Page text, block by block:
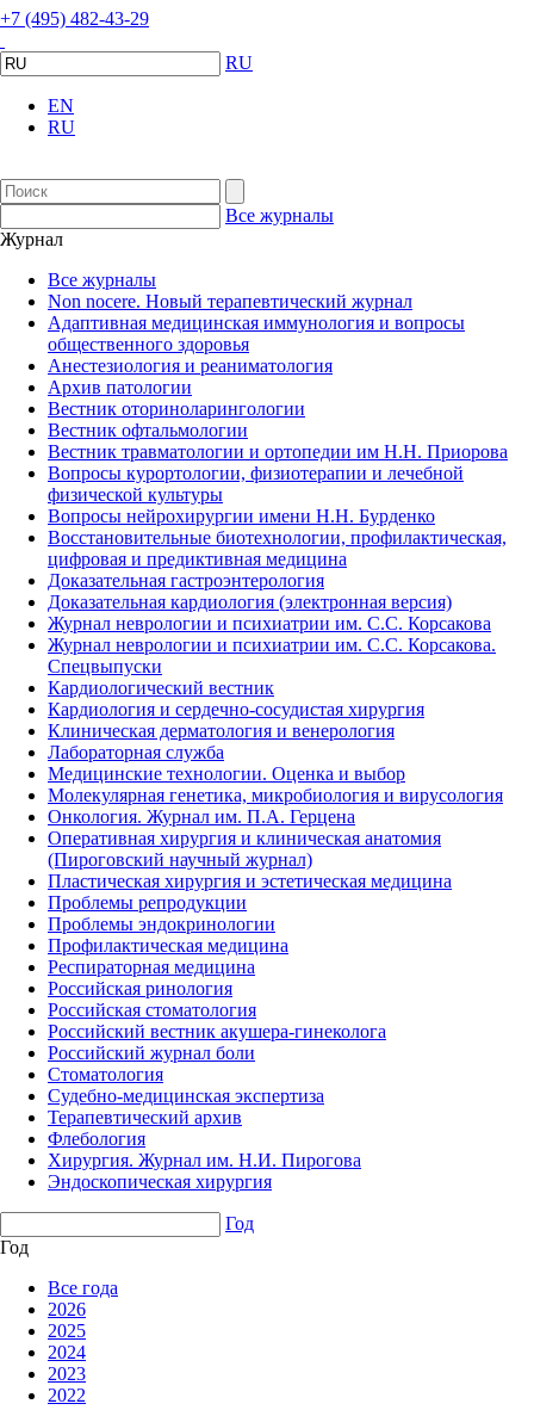
+7 (495) 482-43-29
RU
EN
RU
Все журналы
Журнал
Все журналы
Non nocere. Новый терапевтический журнал
Адаптивная медицинская иммунология и вопросы
общественного здоровья
Анестезиология и реаниматология
Архив патологии
Вестник оториноларингологии
Вестник офтальмологии
Вестник травматологии и ортопедии им Н.Н. Приорова
Вопросы курортологии, физиотерапии и лечебной
физической культуры
Вопросы нейрохирургии имени Н.Н. Бурденко
Восстановительные биотехнологии, профилактическая,
цифровая и предиктивная медицина
Доказательная гастроэнтерология
Доказательная кардиология (электронная версия)
Журнал неврологии и психиатрии им. С.С. Корсакова
Журнал неврологии и психиатрии им. С.С. Корсакова.
Спецвыпуски
Кардиологический вестник
Кардиология и сердечно-сосудистая хирургия
Клиническая дерматология и венерология
Лабораторная служба
Медицинские технологии. Оценка и выбор
Молекулярная генетика, микробиология и вирусология
Онкология. Журнал им. П.А. Герцена
Оперативная хирургия и клиническая анатомия
(Пироговский научный журнал)
Пластическая хирургия и эстетическая медицина
Проблемы репродукции
Проблемы эндокринологии
Профилактическая медицина
Респираторная медицина
Российская ринология
Российская стоматология
Российский вестник акушера-гинеколога
Российский журнал боли
Стоматология
Судебно-медицинская экспертиза
Терапевтический архив
Флебология
Хирургия. Журнал им. Н.И. Пирогова
Эндоскопическая хирургия
Год
Год
Все года
2026
2025
2024
2023
2022